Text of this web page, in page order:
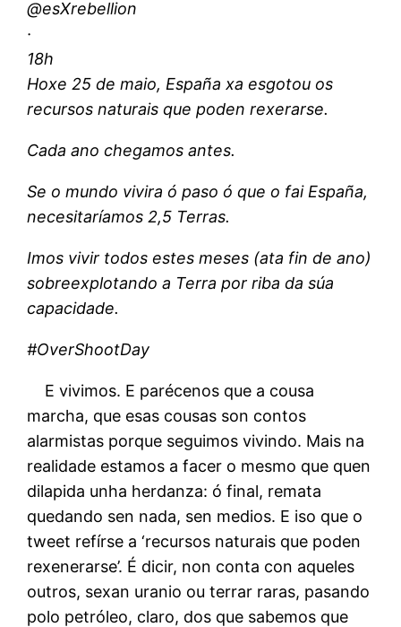
@esXrebellion
·
18h
Hoxe 25 de maio, España xa esgotou os
recursos naturais que poden rexerarse.
Cada ano chegamos antes.
Se o mundo vivira ó paso ó que o fai España,
necesitaríamos 2,5 Terras.
Imos vivir todos estes meses (ata fin de ano)
sobreexplotando a Terra por riba da súa
capacidade.
#OverShootDay
E vivimos. E parécenos que a cousa
marcha, que esas cousas son contos
alarmistas porque seguimos vivindo. Mais na
realidade estamos a facer o mesmo que quen
dilapida unha herdanza: ó final, remata
quedando sen nada, sen medios. E iso que o
tweet refírse a ‘recursos naturais que poden
rexenerarse’. É dicir, non conta con aqueles
outros, sexan uranio ou terrar raras, pasando
polo petróleo, claro, dos que sabemos que